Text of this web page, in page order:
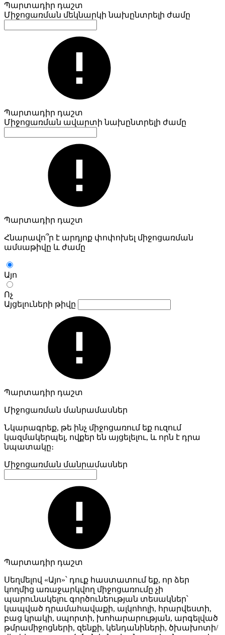
Պարտադիր դաշտ
Միջոցառման մեկնարկի նախընտրելի ժամը
Պարտադիր դաշտ
Միջոցառման ավարտի նախընտրելի ժամը
Պարտադիր դաշտ
Հնարավո՞ր է արդյոք փոփոխել միջոցառման
ամսաթիվը և ժամը
Այո
Ոչ
Այցելուների թիվը
Պարտադիր դաշտ
Միջոցառման մանրամասներ
Նկարագրեք, թե ինչ միջոցառում եք ուզում
կազմակերպել, ովքեր են այցելելու, և որն է դրա
նպատակը։
Միջոցառման մանրամասներ
Պարտադիր դաշտ
Սեղմելով «Այո»՝ դուք հաստատում եք, որ ձեր
կողմից առաջարկվող միջոցառումը չի
պարունակելու գործունեության տեսակներ՝
կապված դրամահավաքի, ալկոհոլի, հրարվեստի,
բաց կրակի, սպորտի, խոհարարության, արգելված
թմրամիջոցների, զենքի, կենդանիների, ծխախոտի/